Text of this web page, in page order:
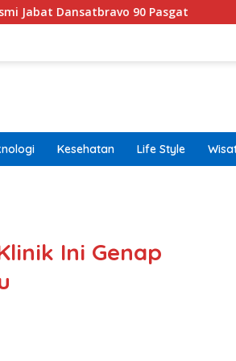
90 Pasgat Komut
Kesehatan Life Style
Ini Genap